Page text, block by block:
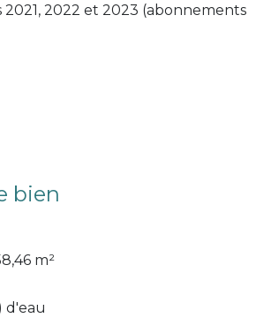
2021, 2022 et 2023 (abonnements
bien
m²
d'eau